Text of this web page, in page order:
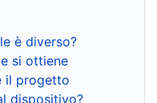
è diverso?
si ottiene
il progetto
dispositivo?